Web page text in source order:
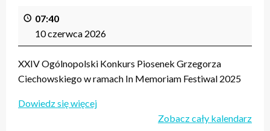
07:40
10 czerwca 2026
XXIV Ogólnopolski Konkurs Piosenek Grzegorza
Ciechowskiego w ramach In Memoriam Festiwal 2025
Dowiedz się więcej
Zobacz cały kalendarz